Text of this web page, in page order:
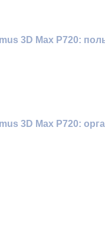
3D Max P720:
3D Max P720: